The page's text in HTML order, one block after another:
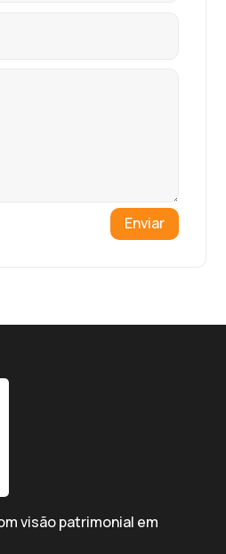
Enviar
visão patrimonial em